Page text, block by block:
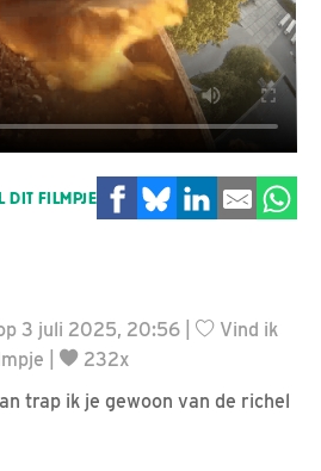
DIT FILMPJE
3 juli 2025, 20:56 |
Vind ik
232x
trap ik je gewoon van de richel